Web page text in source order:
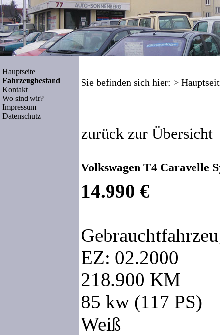
Hauptseite
Fahrzeugbestand
Kontakt
Wo sind wir?
Impressum
Datenschutz
Sie befinden sich hier: >
zurück zur Übersicht
Volkswagen T4 Caravelle
14.990 €
EZ: 02.2000
218.900 KM
85 kw (117 PS)
Weiß